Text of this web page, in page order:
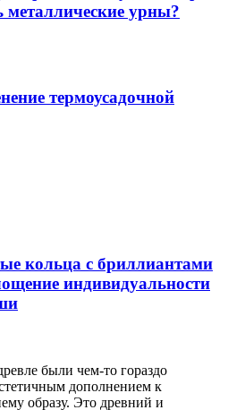
урны?
термоусадочной
кольца с бриллиантами
индивидуальности
были чем-то гораздо
дополнением к
образу. Это древний и